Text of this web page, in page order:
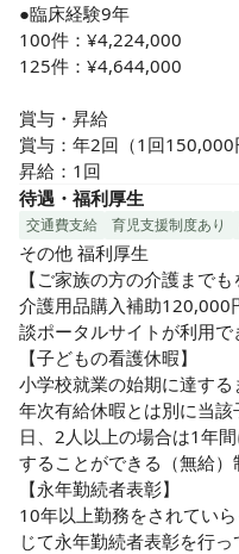
●臨床経験9年
100件：¥4,224,000
125件：¥4,644,000
賞与・昇給
賞与：年2回（1回150,000
昇給：1回
待遇・福利厚生
交通費支給 育児支援制度あり
その他 福利厚生
【ご家族の方の介護までも
介護用品購入補助120,000
談ポータルサイトが利用で
【子どもの看護休暇】
小学校就業の始期に達する
年次有給休暇とは別に当
日、2人以上の場合は1年
することができる（無給）
【永年勤続者表彰】
10年以上勤務をされてい
じて永年勤続者表彰を行っ